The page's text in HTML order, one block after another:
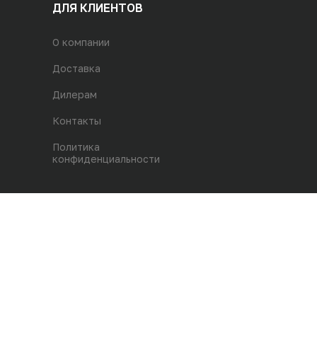
Политика
конфиденциальности
Контакты
Дилерам
Доставка
О компании
ДЛЯ КЛИЕНТОВ